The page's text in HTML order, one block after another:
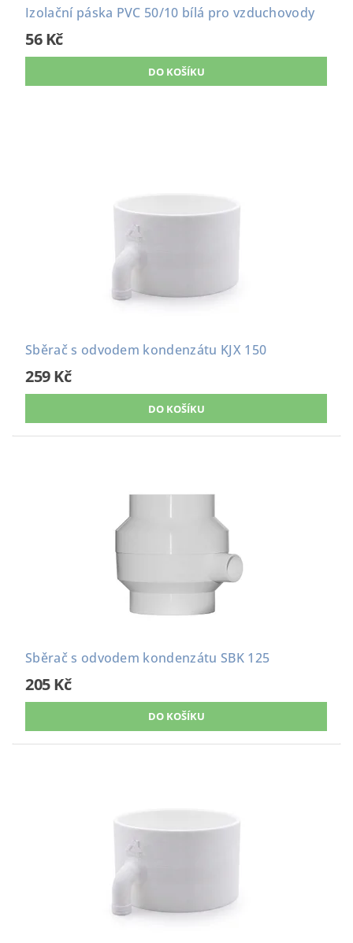
Izolační páska PVC 50/10 bílá pro vzduchovody
56 Kč
Sběrač s odvodem kondenzátu KJX 150
259 Kč
Sběrač s odvodem kondenzátu SBK 125
205 Kč